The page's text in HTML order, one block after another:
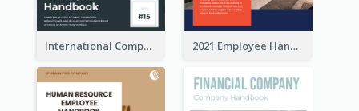
International Company Handbook 2021 Employee Handbook